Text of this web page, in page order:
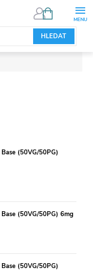
HLEDAT
NÁKUPNÍ
(50VG/50PG)
(50VG/50PG) 6mg
(50VG/50PG)